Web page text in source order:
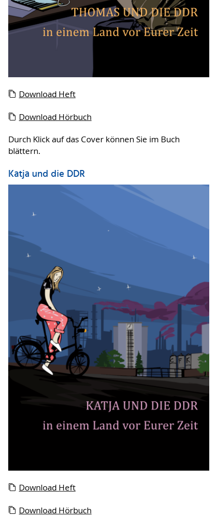
Download Heft
Download Hörbuch
Durch Klick auf das Cover können Sie im Buch
blättern.
Katja und die DDR
Download Heft
Download Hörbuch